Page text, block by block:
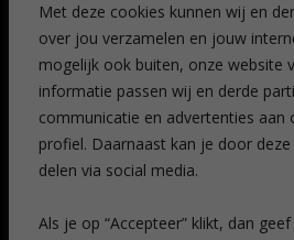
Met deze cookies kunnen wij en
over jou verzamelen en jouw
mogelijk ook buiten, onze website
informatie passen wij en derde
communicatie en advertenties aan
profiel. Daarnaast kan je door
delen via social media.
Als je op “Accepteer” klikt, dan
Leiden
Amsterdam
Breda
Favorieten
Mijn art alert
NIEUWSBRIEF